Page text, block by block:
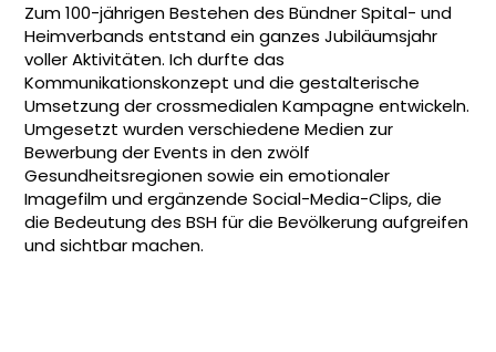
Zum 100-jährigen Bestehen des Bündner Spital- und
Heimverbands entstand ein ganzes Jubiläumsjahr
voller Aktivitäten. Ich durfte das
Kommunikationskonzept und die gestalterische
Umsetzung der crossmedialen Kampagne entwickeln.
Umgesetzt wurden verschiedene Medien zur
Bewerbung der Events in den zwölf
Gesundheitsregionen sowie ein emotionaler
Imagefilm und ergänzende Social-Media-Clips, die
die Bedeutung des BSH für die Bevölkerung aufgreifen
und sichtbar machen.